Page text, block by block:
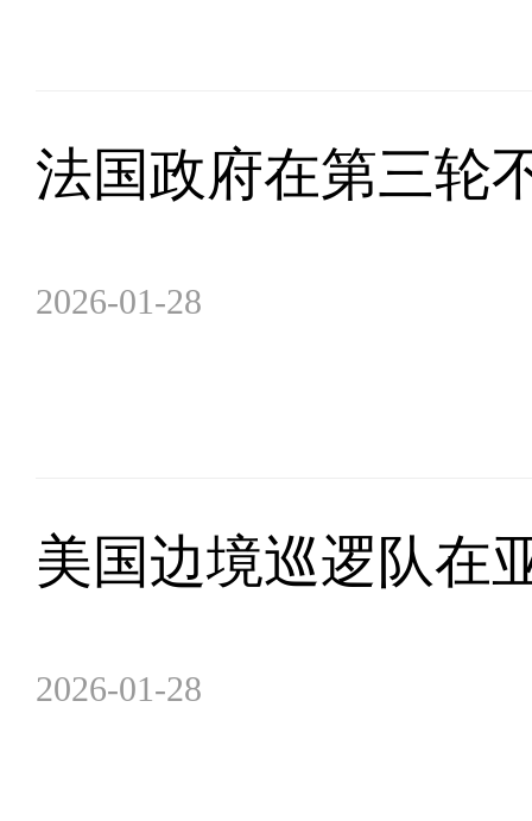
法国政府在第三轮
2026-01-28
美国边境巡逻队在
2026-01-28